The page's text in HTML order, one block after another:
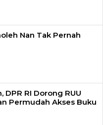
Nan Tak Pernah
DPR RI Dorong RUU
Permudah Akses Buku